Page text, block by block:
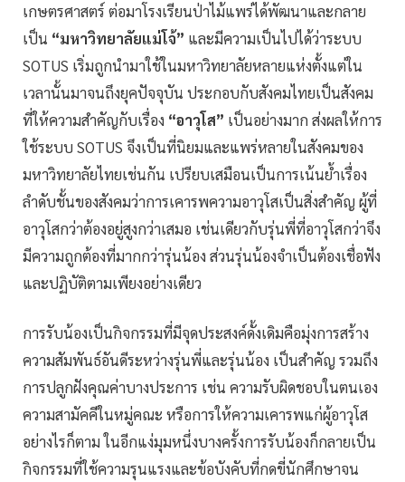
เกษตรศาสตร์ ต่อมาโรงเรียนป่าไม้แพร่ได้พัฒนาและกลาย
เป็น “มหาวิทยาลัยแม่โจ้” และมีความเป็นไปได้ว่าระบบ
SOTUS เริ่มถูกนำมาใช้ในมหาวิทยาลัยหลายแห่งตั้งแต่ใน
เวลานั้นมาจนถึงยุคปัจจุบัน ประกอบกับสังคมไทยเป็นสังคม
ที่ให้ความสำคัญกับเรื่อง “อาวุโส” เป็นอย่างมาก ส่งผลให้การ
ใช้ระบบ SOTUS จึงเป็นที่นิยมและแพร่หลายในสังคมของ
มหาวิทยาลัยไทยเช่นกัน เปรียบเสมือนเป็นการเน้นย้ำเรื่อง
ลำดับชั้นของสังคมว่าการเคารพความอาวุโสเป็นสิ่งสำคัญ ผู้ที่
อาวุโสกว่าต้องอยู่สูงกว่าเสมอ เช่นเดียวกับรุ่นพี่ที่อาวุโสกว่าจึง
มีความถูกต้องที่มากกว่ารุ่นน้อง ส่วนรุ่นน้องจำเป็นต้องเชื่อฟัง
และปฏิบัติตามเพียงอย่างเดียว
การรับน้องเป็นกิจกรรมที่มีจุดประสงค์ดั้งเดิมคือมุ่งการสร้าง
ความสัมพันธ์อันดีระหว่างรุ่นพี่และรุ่นน้อง เป็นสำคัญ รวมถึง
การปลูกฝังคุณค่าบางประการ เช่น ความรับผิดชอบในตนเอง
ความสามัคคีในหมู่คณะ หรือการให้ความเคารพแก่ผู้อาวุโส
อย่างไรก็ตาม ในอีกแง่มุมหนึ่งบางครั้งการรับน้องก็กลายเป็น
กิจกรรมที่ใช้ความรุนแรงและข้อบังคับที่กดขี่นักศึกษาจน